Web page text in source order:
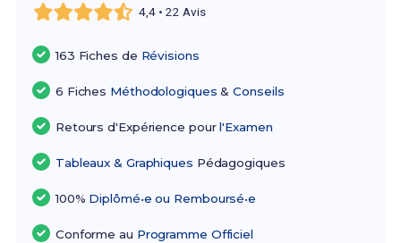
4,4 • 22 Avis
163 Fiches de Révisions
6 Fiches Méthodologiques &Conseils
Retours d'Expérience pourl'Examen
Tableaux & Graphiques Pédagogiques
100% Diplômé•e ou Remboursé•e
Conforme au Programme Officiel